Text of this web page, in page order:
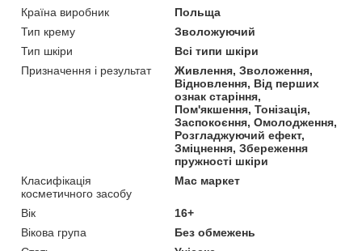
Країна виробник
Польща
Тип крему
Зволожуючий
Тип шкіри
Всі типи шкіри
Призначення і результат
Живлення, Зволоження,
Відновлення, Від перших
ознак старіння,
Пом'якшення, Тонізація,
Заспокоєння, Омолодження,
Розгладжуючий ефект,
Зміцнення, Збереження
пружності шкіри
Класифікація
косметичного засобу
Мас маркет
Вік
16+
Вікова група
Без обмежень